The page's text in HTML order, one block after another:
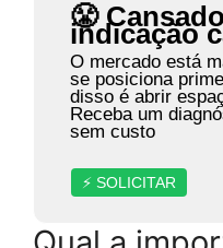
😤
indicação
O mercado está
se posiciona
disso é abrir
Receba um
sem custo
⚡ SOLICITAR